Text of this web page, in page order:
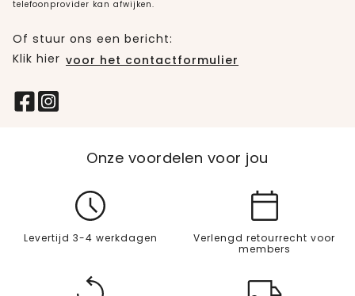
telefoonprovider kan afwijken.
Of stuur ons een bericht:
Klik hier voor het contactformulier
Onze voordelen voor jou
Levertijd 3-4 werkdagen
Verlengd retourrecht voor
members